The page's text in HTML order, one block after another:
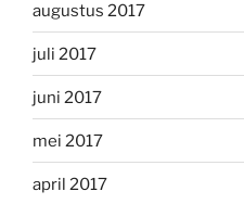
augustus 2017
juli 2017
juni 2017
mei 2017
april 2017